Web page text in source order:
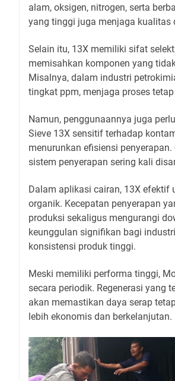
alam, oksigen, nitrogen, serta
yang tinggi juga menjaga kualitas
Selain itu, 13X memiliki sifat
memisahkan komponen yang
Misalnya, dalam industri
tingkat ppm, menjaga proses
Namun, penggunaannya juga
Sieve 13X sensitif terhadap
menurunkan efisiensi
sistem penyerapan sering kali
Dalam aplikasi cairan, 13X efektif
organik. Kecepatan penyerapan
produksi sekaligus mengurangi
keunggulan signifikan bagi
konsistensi produk tinggi.
Meski memiliki performa tinggi,
secara periodik. Regenerasi yang
akan memastikan daya serap
lebih ekonomis dan berkelanjutan.